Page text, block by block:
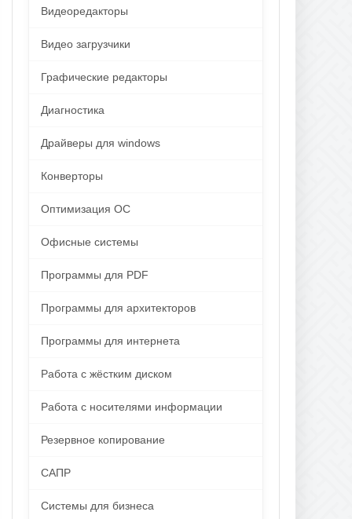
Видеоредакторы
Видео загрузчики
Графические редакторы
Диагностика
Драйверы для windows
Конверторы
Оптимизация ОС
Офисные системы
Программы для PDF
Программы для архитекторов
Программы для интернета
Работа с жёстким диском
Работа с носителями информации
Резервное копирование
САПР
Системы для бизнеса